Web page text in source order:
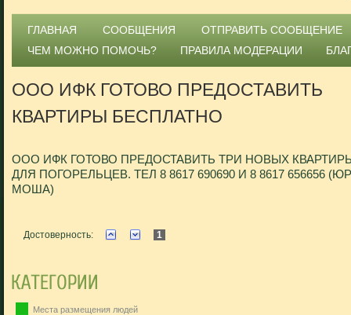
ГЛАВНАЯ СООБЩЕНИЯ
ОТПРАВИТЬ СООБЩЕНИЕ
ЧЕМ МОЖНО ПОМОЧЬ?
ПРАВИЛА МОДЕРАЦИИ
ООО ИФК ГОТОВО ПРЕДОСТАВИТЬ
КВАРТИРЫ БЕСПЛАТНО
ООО ИФК ГОТОВО ПРЕДОСТАВИТЬ ТРИ НОВЫХ
ДЛЯ ПОГОРЕЛЬЦЕВ. ТЕЛ 8 8617 690690 И 8 8617 656656
МОША)
Достоверность: 1
Места размещения людей